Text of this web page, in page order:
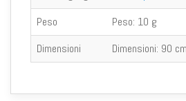
Peso
Peso: 10 g
Dimensioni
Dimensioni: 90